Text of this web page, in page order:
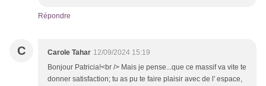
Répondre
C Carole Tahar 12/09/2024 15:19
Bonjour Patricia!<br /> Mais je pense...que ce massif va vite te
donner satisfaction; tu as pu te faire plaisir avec de l' espace,